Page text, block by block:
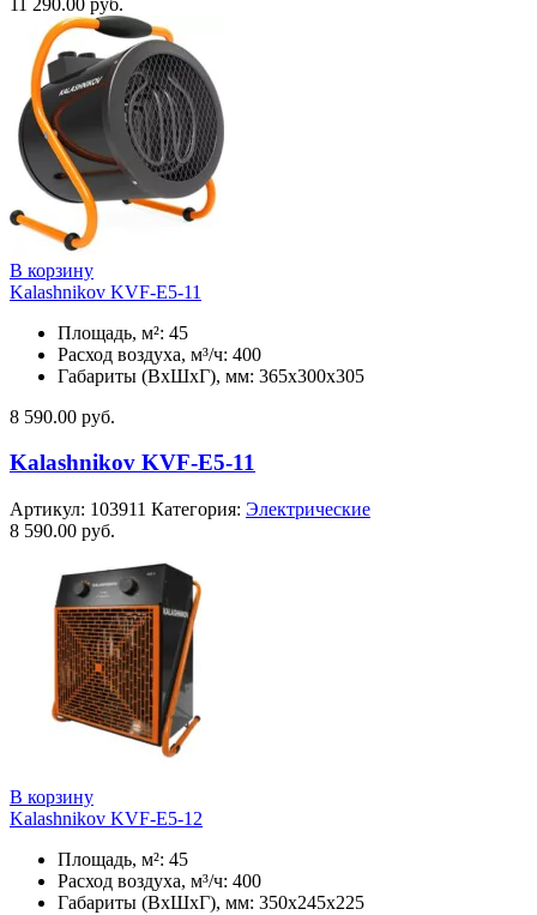
В корзину
Kalashnikov KVF-E5-11
Площадь, м²: 45
Расход воздуха, м³/ч: 400
Габариты (ВхШхГ), мм: 365x300x305
8 590.00 руб.
Kalashnikov KVF-E5-11
Артикул: 103911 Категория: Электрические
8 590.00 руб.
В корзину
Kalashnikov KVF-E5-12
Площадь, м²: 45
Расход воздуха, м³/ч: 400
Габариты (ВхШхГ), мм: 350x245x225